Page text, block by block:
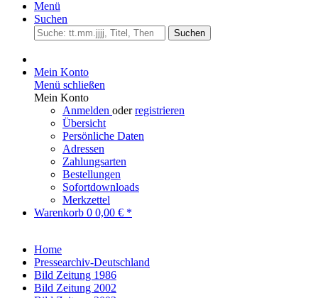
Menü
Suchen
Suchen
Mein Konto
Menü schließen
Mein Konto
Anmelden oderregistrieren
Übersicht
Persönliche Daten
Adressen
Zahlungsarten
Bestellungen
Sofortdownloads
Merkzettel
Warenkorb 0 0,00 € *
Home
Pressearchiv-Deutschland
Bild Zeitung 1986
Bild Zeitung 2002